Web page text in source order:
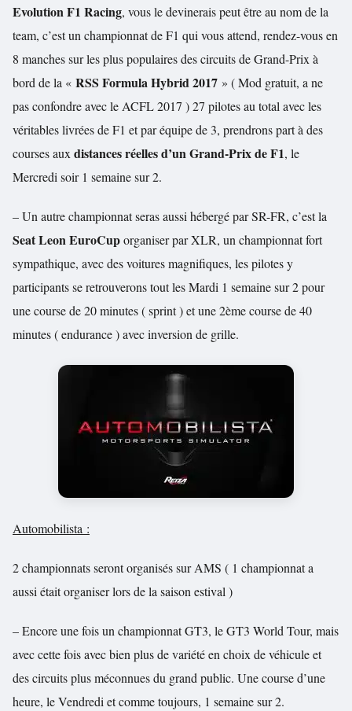
Evolution F1 Racing, vous le devinerais peut être au nom de la
team, c’est un championnat de F1 qui vous attend, rendez-vous en
8 manches sur les plus populaires des circuits de Grand-Prix à
bord de la « RSS Formula Hybrid 2017 » ( Mod gratuit, a ne
pas confondre avec le ACFL 2017 ) 27 pilotes au total avec les
véritables livrées de F1 et par équipe de 3, prendrons part à des
courses auxdistances réelles d’un Grand-Prix de F1, le
Mercredi soir 1 semaine sur 2.
– Un autre championnat seras aussi hébergé par SR-FR, c’est la
Seat Leon EuroCuporganiser par XLR, un championnat fort
sympathique, avec des voitures magnifiques, les pilotes y
participants se retrouverons tout les Mardi 1 semaine sur 2 pour
une course de 20 minutes ( sprint ) et une 2ème course de 40
minutes ( endurance ) avec inversion de grille.
Automobilista :
2 championnats seront organisés sur AMS ( 1 championnat a
aussi était organiser lors de la saison estival )
– Encore une fois un championnat GT3, le GT3 World Tour, mais
avec cette fois avec bien plus de variété en choix de véhicule et
des circuits plus méconnues du grand public. Une course d’une
heure, le Vendredi et comme toujours, 1 semaine sur 2.